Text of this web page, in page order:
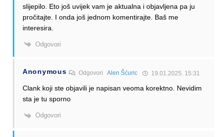
slijepilo. Eto još uvijek vam je aktualna i objavljena pa ju
pročitajte. I onda još jednom komentirajte. Baš me
interesira.
Odgovori
Anonymous OdgovoriAlen Šćuric 19.01.2025. 15:31
Clank koji ste objavili je napisan veoma korektno. Nevidim
sta je tu sporno
Odgovori